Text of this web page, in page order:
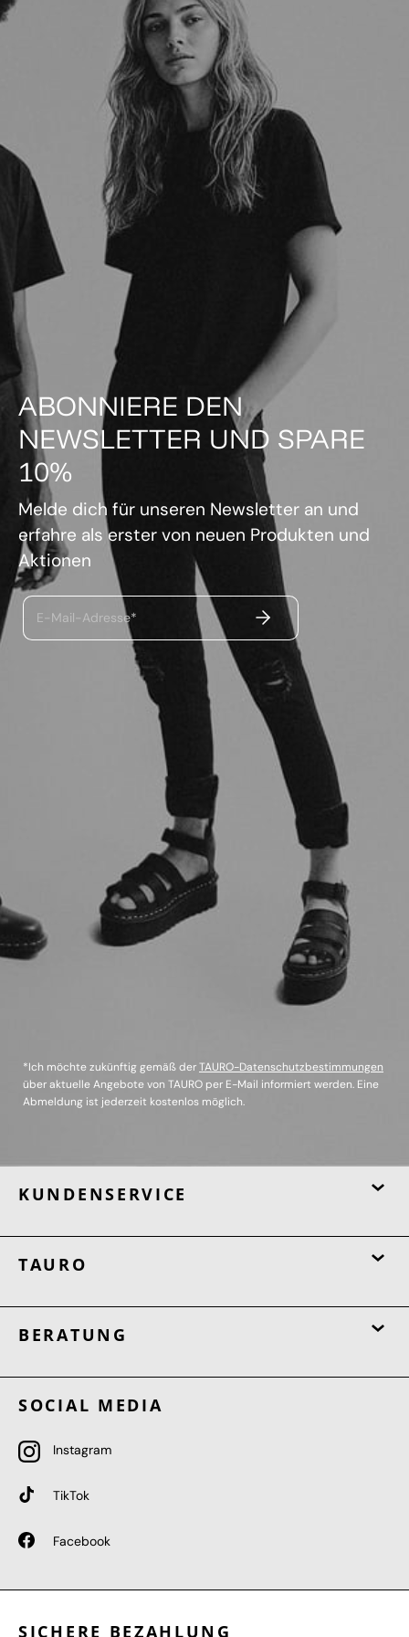
ABONNIERE DEN
NEWSLETTER UND SPARE
10%
Melde dich für unseren Newsletter an und
erfahre als erster von neuen Produkten und
Aktionen
E-Mail-Adresse* ABSENDEN
*Ich möchte zukünftig gemäß derTAURO-Datenschutzbestimmungen
über aktuelle Angebote von TAURO per E-Mail informiert werden. Eine
Abmeldung ist jederzeit kostenlos möglich.
KUNDENSERVICE
TAURO
BERATUNG
SOCIAL MEDIA
Instagram
TikTok
Facebook
SICHERE BEZAHLUNG